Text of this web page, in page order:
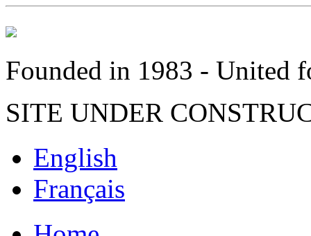
Founded in 1983 - United
SITE UNDER
English
Français